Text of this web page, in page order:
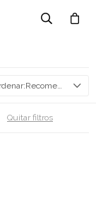
Recomendados
Quitar filtros